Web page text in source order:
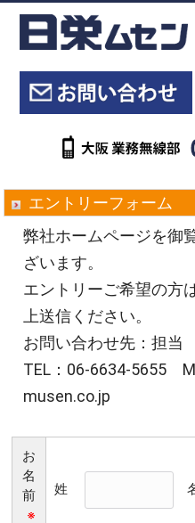
エントリーフォーム
弊社ホームページを御
ざいます。
エントリーご希望の方
上送信ください。
お問い合わせ先：担
TEL：06-6634-5655
musen.co.jp
お
名
前
※
姓